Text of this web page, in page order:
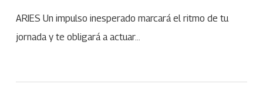
ARIES Un impulso inesperado marcará el ritmo de tu
jornada y te obligará a actuar…